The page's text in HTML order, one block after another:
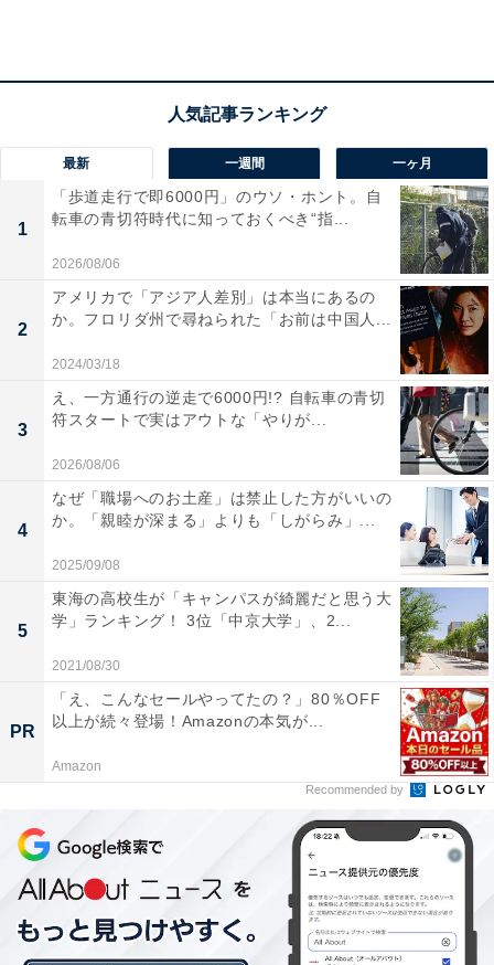
「小川町」
に位置しています。「小川和紙」や「小川絹」など、長
い歴史を誇る伝統産業で古くから栄えた地域で、今も和
紙や絹を収めた土蔵が残る古い街並みが見られます。小
川町駅では、JR八高線や東武東上線が乗り入れており、
東上線の急行や快速で池袋駅まで60分程度で行くことが
できます。同町では、コロナの影響で働き方が見直され
る中、移住者獲得に力を入れており、子育て支援や移住
者支援などを積極的に行っているようです。
3位は水と緑に囲まれた自然豊かな地域「ときがわ
町」
2006年2月に比企郡玉川村と都幾川村が合併してできた
「ときがわ町」は、埼玉県中部に位置しており、その中
最新 一週間 一ヶ月
1
「歩道走行で即6000円」のウソ・ホント。自
転車の青切符時代に知っておくべき“指...
2026/08/06
2
アメリカで「アジア人差別」は本当にあるの
か。フロリダ州で尋ねられた「お前は中国人...
2024/03/18
3
え、一方通行の逆走で6000円!? 自転車の青切
符スタートで実はアウトな「やりが...
2026/08/06
4
なぜ「職場へのお土産」は禁止した方がいいの
か。「親睦が深まる」よりも「しがらみ」...
2025/09/08
5
東海の高校生が「キャンパスが綺麗だと思う大
学」ランキング！ 3位「中京大学」、2...
2021/08/30
PR
「え、こんなセールやってたの？」80％OFF
以上が続々登場！Amazonの本気が...
Amazon
Recommended by